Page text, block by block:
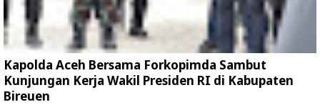
Kapolda Aceh Bersama Forkopimda Sambut
Kunjungan Kerja Wakil Presiden RI di Kabupaten
Bireuen